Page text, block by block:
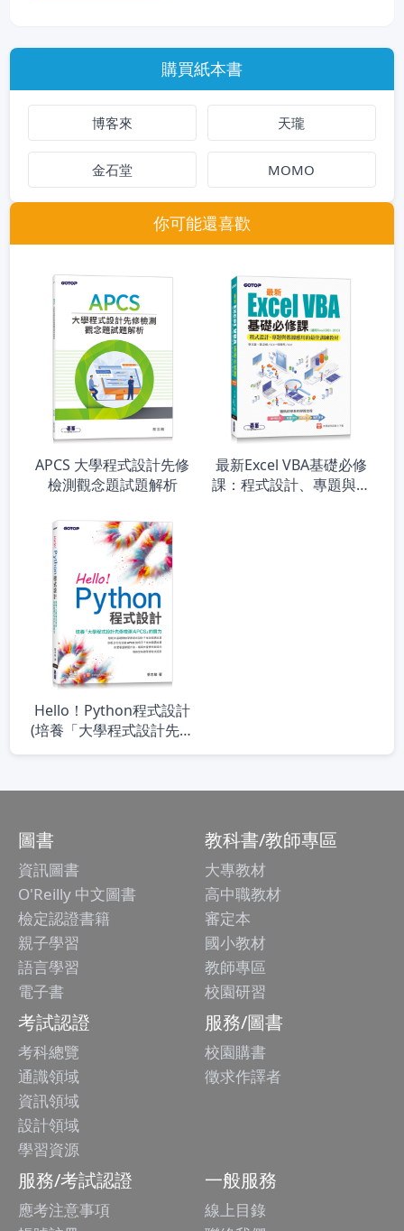
購買紙本書
博客來 天瓏
金石堂 MOMO
你可能還喜歡
APCS 大學程式設計先修
檢測觀念題試題解析
最新Excel VBA基礎必修
課：程式設計、專題與數
Hello！Python程式設計
(培養「大學程式設計先修
檢測APCS」的實力)
圖書
資訊圖書
O'Reilly 中文圖書
檢定認證書籍
親子學習
語言學習
電子書
教科書/教師專區
大專教材
高中職教材
審定本
國小教材
教師專區
校園研習
考試認證
考科總覽
通識領域
資訊領域
設計領域
學習資源
服務/圖書
校園購書
徵求作譯者
服務/考試認證
應考注意事項
一般服務
線上目錄